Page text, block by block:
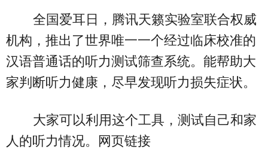
全国爱耳日，腾讯天籁实验室联合权威
机构，推出了世界唯一一个经过临床校准的
汉语普通话的听力测试筛查系统。能帮助大
家判断听力健康，尽早发现听力损失症状。
大家可以利用这个工具，测试自己和家
人的听力情况。网页链接